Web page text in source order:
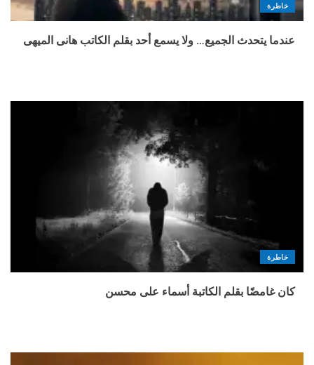
خاطرة
عندما يتحدث الجميع… ولا يسمع أحد بقلم الكاتب هانى الميهى
خاطرة
كان غامضًا بقلم الكاتبة أسماء على محسن